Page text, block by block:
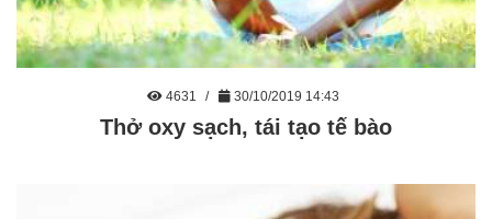
4631 30/10/2019 14:43
Thở oxy sạch, tái tạo tế bào